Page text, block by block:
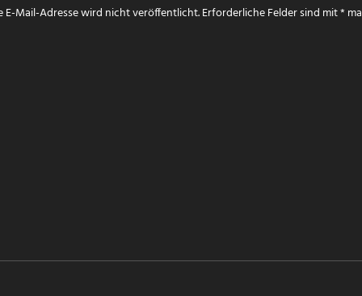
E-Mail-Adresse wird nicht veröffentlicht.Erforderliche Felder sind mit*